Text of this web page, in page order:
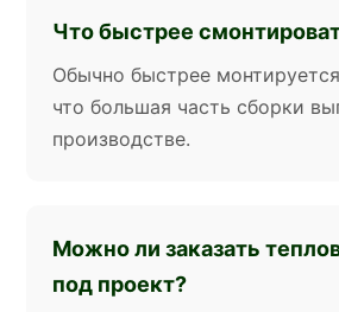
Что быстрее
Обычно быстрее
что большая часть сборки
производстве.
Можно ли заказать
под проект?